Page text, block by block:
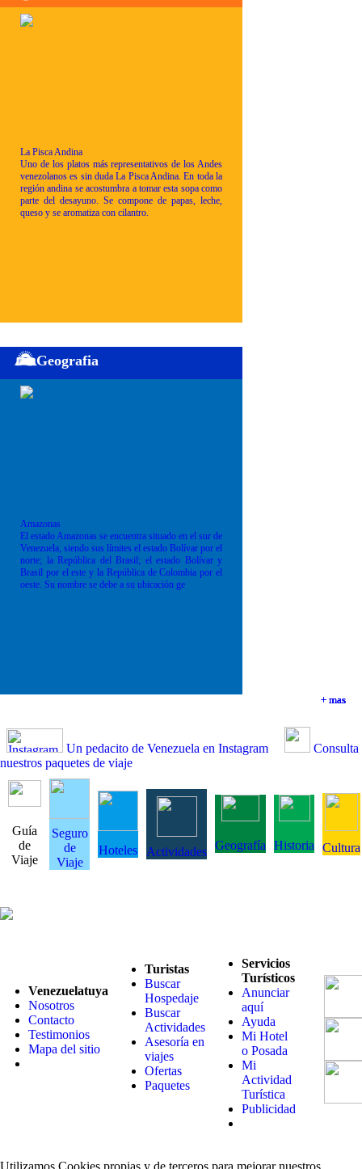
+ mas
+ mas
La Pisca Andina
Uno de los platos más representativos de los Andes
venezolanos es sin duda La Pisca Andina. En toda la
región andina se acostumbra a tomar esta sopa como
parte del desayuno. Se compone de papas, leche,
queso y se aromatiza con cilantro.
+ mas
Geografia
Amazonas
El estado Amazonas se encuentra situado en el sur de
Venezuela, siendo sus límites el estado Bolívar por el
norte; la República del Brasil; el estado Bolívar y
Brasil por el este y la República de Colombia por el
oeste. Su nombre se debe a su ubicación ge
+ mas
Un pedacito de Venezuela en Instagram
Consulta
nuestros paquetes de viaje
Guía
de
Viaje
Seguro
de
Viaje
Hoteles Actividades Geografía Historia Cultura
Venezuelatuya
Nosotros
Contacto
Testimonios
Mapa del sitio
Turistas
Buscar
Hospedaje
Buscar
Actividades
Asesoría en
viajes
Ofertas
Paquetes
Servicios
Turísticos
Anunciar
aquí
Ayuda
Mi Hotel
o Posada
Mi
Actividad
Turística
Publicidad
Utilizamos Cookies propias y de terceros para mejorar nuestros